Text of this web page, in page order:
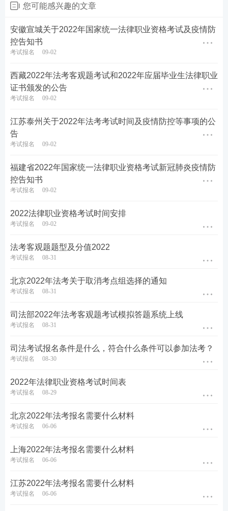
酸检测阴性证明方可参加考试。
7.考前7天有疫情发生地所在县（区）旅居史的考生，
需提供离开疫情发生地所在县（区）后3天2次核酸检
测阴性证明（2次采样至少间隔24小时）方可参加考
试。
8.考前未完成转码的少数“红码”、“黄码”考生，或不
试。
9.进入考点后，必须确保人与人之间保持1米以上距离
（考生应自备一次性医用外科口罩并全程佩戴口罩，
但在接受身份识别验证等特殊情况下须摘除口罩）。
考试结束后，考生要及时离开现场，避免人群大量聚
集。
安康码并主动配合工作人员接受体温检测，如发现体
温超过37.3℃，需现场接受2次体温复测，如体温仍超
标准，须由现场医护人员再次使用水银温度计进行腋
下测温。确属发热的考生须如实报告近7天的旅居史、
接触史及健康状况，并作出书面承诺后，通过专用通
道进入防疫隔离考场参加考试。
11.在考试过程中出现发热、咳嗽等异常症状的考生，
应服从考试工作人员安排，立即转移到防疫隔离考场
继续考试，同时将异常症状人员机位周边范围的应试
人员全部转移至备用机位，原考场做好消毒工作。
12.考试过程中，考生因个人原因需要接受健康检测或
需要转移到防疫隔离考场而耽误的考试时间不予补
充。
保持安全防控距离，服从现场工作人员安排，考试结
束后按规定有序离场。所有在防疫隔离考场参加考试
您可能感兴趣的文章
安徽宣城关于2022年国家统一法律职业资格考试及疫情防
控告知书
考试报名 09-02
西藏2022年法考客观题考试和2022年应届毕业生法律职业
证书颁发的公告
考试报名 09-02
江苏泰州关于2022年法考考试时间及疫情防控等事项的公
告
考试报名 09-02
福建省2022年国家统一法律职业资格考试新冠肺炎疫情防
控告知书
考试报名 09-02
2022法律职业资格考试时间安排
考试报名 09-02
法考客观题题型及分值2022
考试报名 08-31
北京2022年法考关于取消考点组选择的通知
考试报名 08-31
司法部2022年法考客观题考试模拟答题系统上线
考试报名 08-31
司法考试报名条件是什么，符合什么条件可以参加法考？
考试报名 08-30
2022年法律职业资格考试时间表
考试报名 08-29
北京2022年法考报名需要什么材料
考试报名 06-06
上海2022年法考报名需要什么材料
考试报名 06-06
江苏2022年法考报名需要什么材料
考试报名 06-06